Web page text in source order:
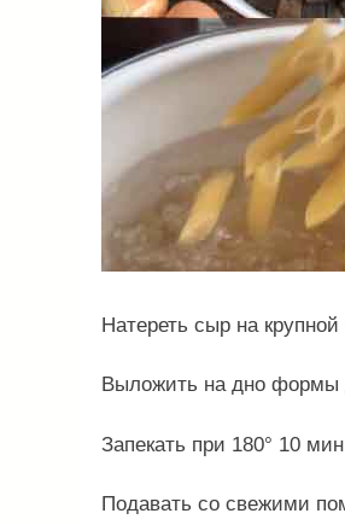
Натереть сыр на крупной
Выложить на дно формы
Запекать при 180° 10
Подавать со свежими